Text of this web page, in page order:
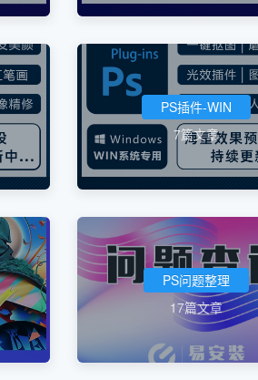
PS插件-WIN
7篇文章
PS问题整理
17篇文章